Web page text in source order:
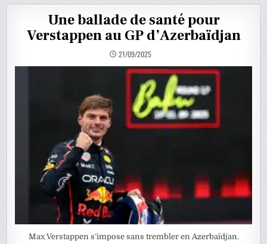
Une ballade de santé pour
Verstappen au GP d’Azerbaïdjan
21/09/2025
Max Verstappen s’impose sans trembler en Azerbaïdjan.